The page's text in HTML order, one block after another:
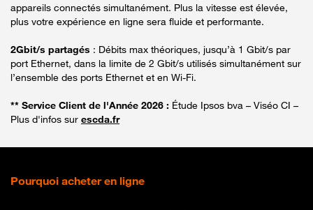
appareils connectés simultanément. Plus la vitesse est élevée,
plus votre expérience en ligne sera fluide et performante.
2Gbit/s partagés : Débits max théoriques, jusqu’à 1 Gbit/s par
port Ethernet, dans la limite de 2 Gbit/s utilisés simultanément sur
l’ensemble des ports Ethernet et en Wi-Fi.
** Service Client de l'Année 2026 : Étude Ipsos bva – Viséo CI –
Plus d'infos sur escda.fr
Pourquoi acheter en ligne